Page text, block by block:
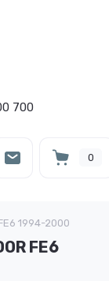
700
0
1994-2000
FE6